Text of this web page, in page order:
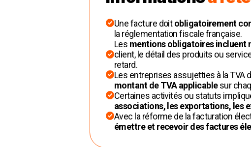
Une facture doitobligatoirement
la réglementation fiscale française.
Les mentions obligatoires incluent
client, le détail des produits ou
retard.
Les entreprises assujetties à la TVA
montant de TVA applicablesur
Certaines activités ou statuts
associations, les exportations, les
Avec la réforme de la facturation
émettre et recevoir des factures